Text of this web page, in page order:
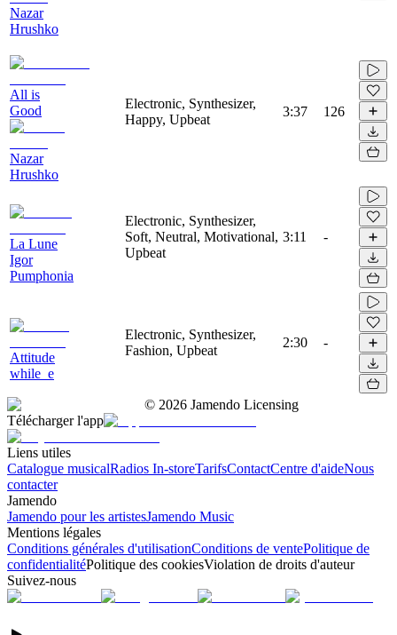
Nazar
Hrushko
All is
Good
Nazar
Hrushko
Electronic, Synthesizer,
Happy, Upbeat
3:37 126
La Lune
Igor
Pumphonia
Electronic, Synthesizer,
Soft, Neutral, Motivational,
Upbeat
3:11 -
Attitude
while_e
Electronic, Synthesizer,
Fashion, Upbeat
2:30 -
© 2026 Jamendo Licensing
Télécharger l'app
Liens utiles
Catalogue musicalRadios In-storeTarifsContactCentre d'aideNous
contacter
Jamendo
Jamendo pour les artistesJamendo Music
Mentions légales
Conditions générales d'utilisationConditions de ventePolitique de
confidentialitéPolitique des cookiesViolation de droits d'auteur
Suivez-nous